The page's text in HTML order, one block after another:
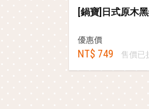
[鍋寶]日式原木
優惠價
NT$ 749 售價已